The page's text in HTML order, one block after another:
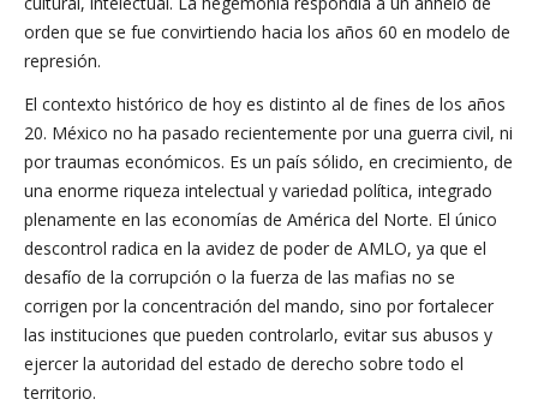
orden que se fue convirtiendo hacia los años 60 en modelo de
represión.
El contexto histórico de hoy es distinto al de fines de los años
20. México no ha pasado recientemente por una guerra civil, ni
por traumas económicos. Es un país sólido, en crecimiento, de
una enorme riqueza intelectual y variedad política, integrado
plenamente en las economías de América del Norte. El único
descontrol radica en la avidez de poder de AMLO, ya que el
desafío de la corrupción o la fuerza de las mafias no se
corrigen por la concentración del mando, sino por fortalecer
las instituciones que pueden controlarlo, evitar sus abusos y
ejercer la autoridad del estado de derecho sobre todo el
territorio.